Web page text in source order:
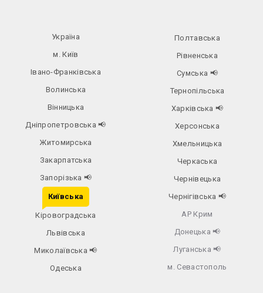
Україна
м. Київ
Івано-Франківська
Волинська
Вінницька
Дніпропетровська📢
Житомирська
Закарпатська
Запорізька 📢
Київська
Кіровоградська
Львівська
Миколаївська📢
Одеська
Полтавська
Рівненська
Сумська 📢
Тернопільська
Харківська 📢
Херсонська
Хмельницька
Черкаська
Чернівецька
Чернігівська 📢
АР Крим
Донецька 📢
Луганська 📢
м. Севастополь